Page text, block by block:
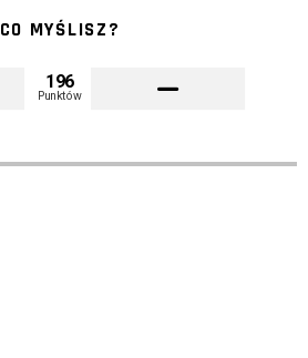
CO MYŚLISZ?
196
Punktów